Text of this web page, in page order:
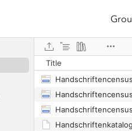
Title